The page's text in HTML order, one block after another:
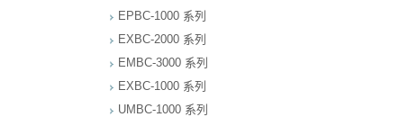
EPBC-1000 系列
EXBC-2000 系列
EMBC-3000 系列
EXBC-1000 系列
UMBC-1000 系列